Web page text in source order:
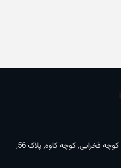
تهران, خیابان سعدی جنوبی, کوچه فخرایی, کوچه کاوه, پلاک 56,